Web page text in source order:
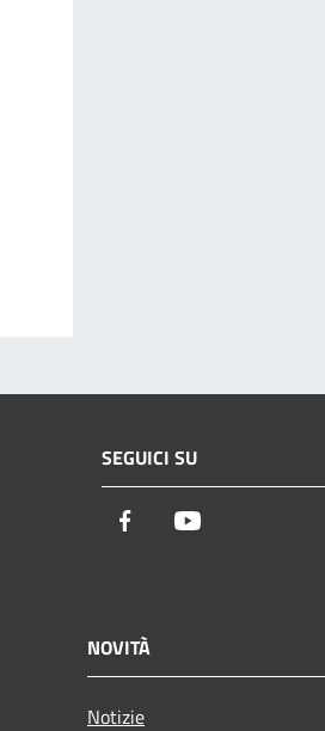
SEGUICI SU
Facebook
NOVITÀ
Notizie